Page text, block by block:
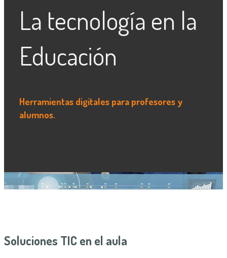
La tecnología en la
Educación
Herramientas digitales para profesores y
alumnos.
Soluciones TIC en el aula